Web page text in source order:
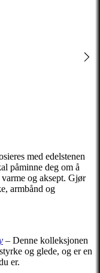
med edelstenen
påminne deg om å
og aksept. Gjør
armbånd og
– Denne kolleksjonen
og glede, og er en
er.